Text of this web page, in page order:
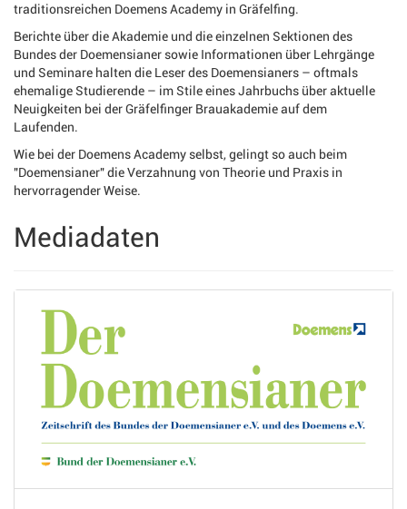
traditionsreichen Doemens Academy in Gräfelfing.
Berichte über die Akademie und die einzelnen Sektionen des
Bundes der Doemensianer sowie Informationen über Lehrgänge
und Seminare halten die Leser des Doemensianers – oftmals
ehemalige Studierende – im Stile eines Jahrbuchs über aktuelle
Neuigkeiten bei der Gräfelfinger Brauakademie auf dem
Laufenden.
Wie bei der Doemens Academy selbst, gelingt so auch beim
"Doemensianer" die Verzahnung von Theorie und Praxis in
hervorragender Weise.
Mediadaten